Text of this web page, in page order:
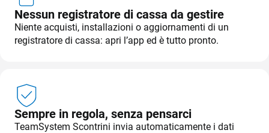
Nessun registratore di cassa da gestire
Niente acquisti, installazioni o aggiornamenti di un
registratore di cassa: apri l’app ed è tutto pronto.
Sempre in regola, senza pensarci
TeamSystem Scontrini invia automaticamente i dati